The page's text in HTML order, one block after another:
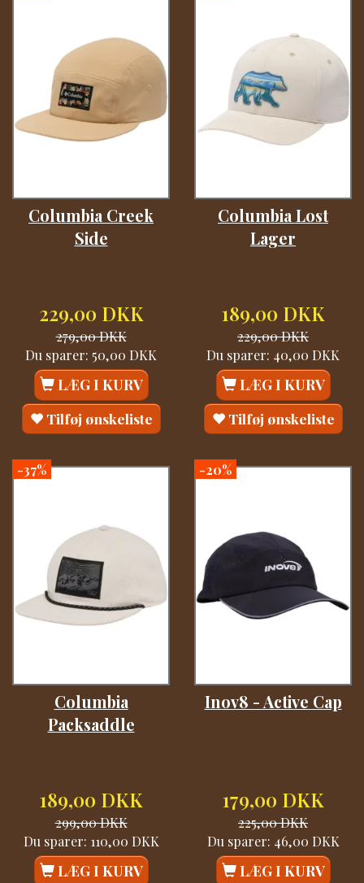
Columbia Creek
Side
229,00 DKK
279,00 DKK
Du sparer: 50,00 DKK
LÆG I KURV
Tilføj ønskeliste
Columbia Lost
Lager
189,00 DKK
229,00 DKK
Du sparer: 40,00 DKK
LÆG I KURV
Tilføj ønskeliste
-37%
Columbia
Packsaddle
189,00 DKK
299,00 DKK
Du sparer: 110,00 DKK
LÆG I KURV
-20%
Inov8 - Active Cap
179,00 DKK
225,00 DKK
Du sparer: 46,00 DKK
LÆG I KURV